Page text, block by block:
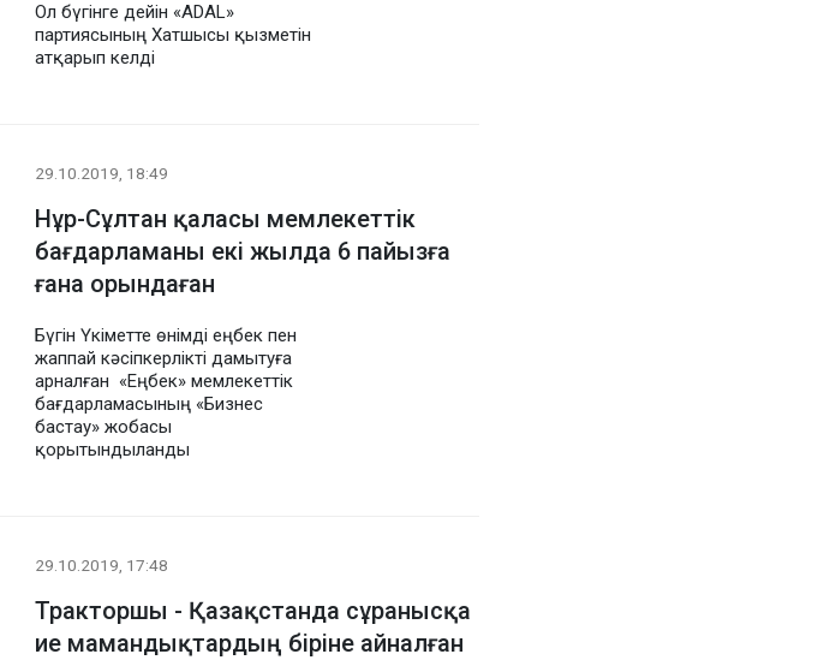
Ол бүгінге дейін «ADAL»
партиясының Хатшысы қызметін
атқарып келді
29.10.2019, 18:49
Нұр-Сұлтан қаласы мемлекеттік
бағдарламаны екі жылда 6 пайызға
ғана орындаған
Бүгін Үкіметте өнімді еңбек пен
жаппай кәсіпкерлікті дамытуға
арналған «Еңбек» мемлекеттік
бағдарламасының «Бизнес
бастау» жобасы
қорытындыланды
29.10.2019, 17:48
Тракторшы - Қазақстанда сұранысқа
ие мамандықтардың біріне айналған